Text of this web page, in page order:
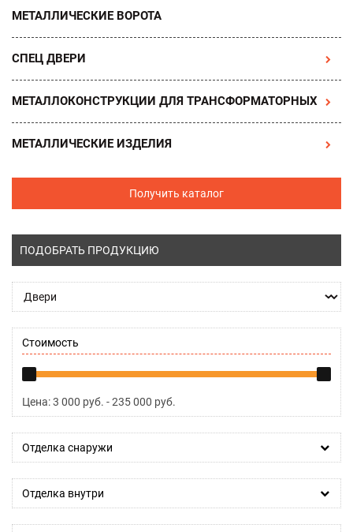
МЕТАЛЛИЧЕСКИЕ ВОРОТА
СПЕЦ ДВЕРИ
МЕТАЛЛОКОНСТРУКЦИИ ДЛЯ ТРАНСФОРМАТОРНЫХ
МЕТАЛЛИЧЕСКИЕ ИЗДЕЛИЯ
Получить каталог
ПОДОБРАТЬ ПРОДУКЦИЮ
Стоимость
Цена:3 000 руб. -235 000 руб.
Отделка снаружи
Отделка внутри